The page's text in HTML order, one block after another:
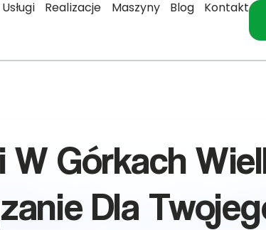
Usługi Realizacje Maszyny Blog Kontakt
W Górkach
Dla